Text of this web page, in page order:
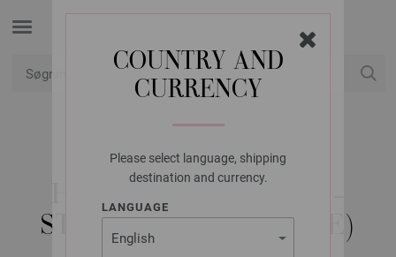
COUNTRY AND
CURRENCY
Please select language, shipping
destination and currency.
LANGUAGE
LANA GROSSA
HUE BRIGITTE NO. 2 -
STRIKKEOPSKRIFT (SE)